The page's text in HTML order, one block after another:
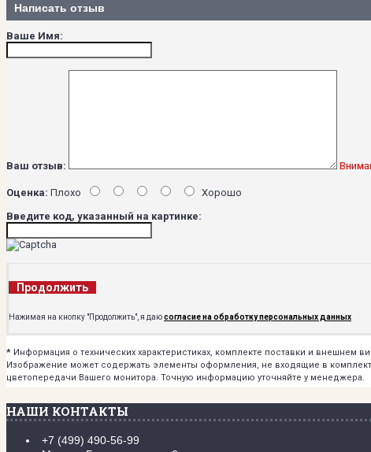
Написать отзыв
Ваше Имя:
Ваш отзыв:
Оценка: Плохо
Хорошо
Введите код, указанный на картинке:
Продолжить
Нажимая на кнопку "Продолжить", я даюсогласие на обработку персональных данных
* Информация о технических характеристиках, комплекте поставки и
Изображение может содержать элементы оформления, не входящие в
цветопередачи Вашего монитора. Точную информацию уточняйте у менеджера.
НАШИ КОНТАКТЫ
+7 (499) 490-56-99